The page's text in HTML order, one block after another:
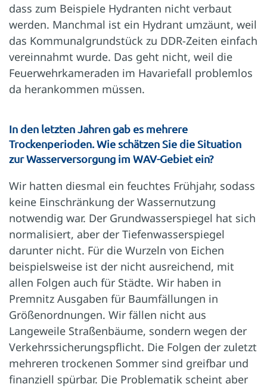
dass zum Beispiele Hydranten nicht verbaut
werden. Manchmal ist ein Hydrant umzäunt, weil
das Kommunalgrundstück zu DDR-Zeiten einfach
vereinnahmt wurde. Das geht nicht, weil die
Feuerwehrkameraden im Havariefall problemlos
da herankommen müssen.
In den letzten Jahren gab es mehrere
Trockenperioden. Wie schätzen Sie die Situation
zur Wasserversorgung im WAV-Gebiet ein?
Wir hatten diesmal ein feuchtes Frühjahr, sodass
keine Einschränkung der Wassernutzung
notwendig war. Der Grundwasserspiegel hat sich
normalisiert, aber der Tiefenwasserspiegel
darunter nicht. Für die Wurzeln von Eichen
beispielsweise ist der nicht ausreichend, mit
allen Folgen auch für Städte. Wir haben in
Premnitz Ausgaben für Baumfällungen in
Größenordnungen. Wir fällen nicht aus
Langeweile Straßenbäume, sondern wegen der
Verkehrssicherungspflicht. Die Folgen der zuletzt
mehreren trockenen Sommer sind greifbar und
finanziell spürbar. Die Problematik scheint aber